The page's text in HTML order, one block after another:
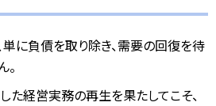
に負債を取り除き、需要の回復を待
た経営実務の再生を果たしてこそ、